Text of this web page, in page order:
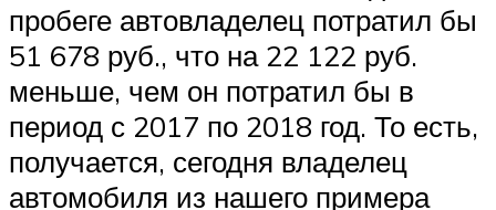
пробеге автовладелец потратил бы
51 678 руб., что на 22 122 руб.
меньше, чем он потратил бы в
период с 2017 по 2018 год. То есть,
получается, сегодня владелец
автомобиля из нашего примера